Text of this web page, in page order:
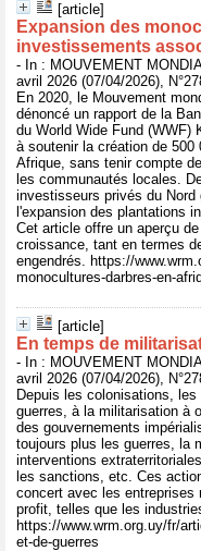
[article]
Expansion des
investissements
- In : MOUVEMENT
avril 2026 (07/04/2026),
En 2020, le Mouvement
dénoncé un rapport de la
du World Wide Fund (WWF)
à soutenir la création de 500
Afrique, sans tenir compte
les communautés locales.
investisseurs privés du
l'expansion des plantations
Cet article offre un aperçu
croissance, tant en termes
engendrés. https://
monocultures-darbres-en-
[article]
En temps de
- In : MOUVEMENT
avril 2026 (07/04/2026),
Depuis les colonisations,
guerres, à la militarisation à
des gouvernements
toujours plus les guerres, la
interventions
les sanctions, etc. Ces
concert avec les entreprises
profit, telles que les
https://www.wrm.org.uy/fr/
et-de-guerres